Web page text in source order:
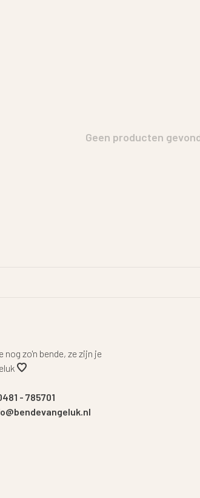
Geen producten
nog zo'n bende, ze zijn je
- 785701